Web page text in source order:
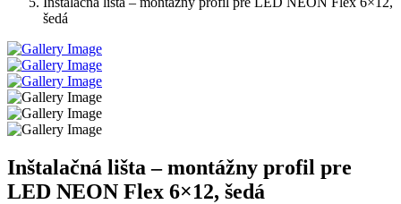
šedá
Inštalačná lišta – montážny profil pre
LED NEON Flex 6×12, šedá